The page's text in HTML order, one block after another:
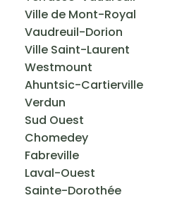
Ville de Mont-Royal
Vaudreuil-Dorion
Ville Saint-Laurent
Westmount
Ahuntsic-Cartierville
Verdun
Sud Ouest
Chomedey
Fabreville
Laval-Ouest
Sainte-Dorothée